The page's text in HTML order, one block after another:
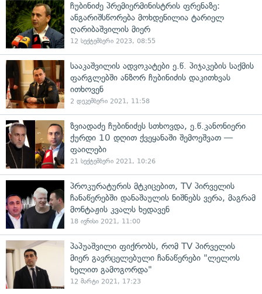
ჩუბინიძე პრემიერმინისტრის ფრენაზე:
ანგარიშსწორება მოხდენილია ტარიელ
ღარიბაშვილის მიერ
12 სექტემბერი 2023, 08:55
სააკაშვილის ადვოკატები ე.წ. პიჯაკების საქმის
ფარგლებში ანზორ ჩუბინიძის დაკითხვას
ითხოვენ
2 დეკემბერი 2021, 11:58
ზვიადაძე ჩუბინიძეს სთხოვდა, ე.წ.კანონიერი
ქურდი 10 დღით ქვეყანაში შემოეშვათ —
ფაილები
21 სექტემბერი 2021, 10:26
პროკურატურის მტკიცებით, TV პირველის
ჩანაწერებში დანაშაულის ნიშნებს ვერა, მაგრამ
მონტაჟის კვალს ხედავენ
18 ივნისი 2021, 11:00
პაპუაშვილი ფიქრობს, რომ TV პირველის
მიერ გავრცელებული ჩანაწერები "ლელოს
ხელით გამოგორდა"
12 მარტი 2021, 17:23